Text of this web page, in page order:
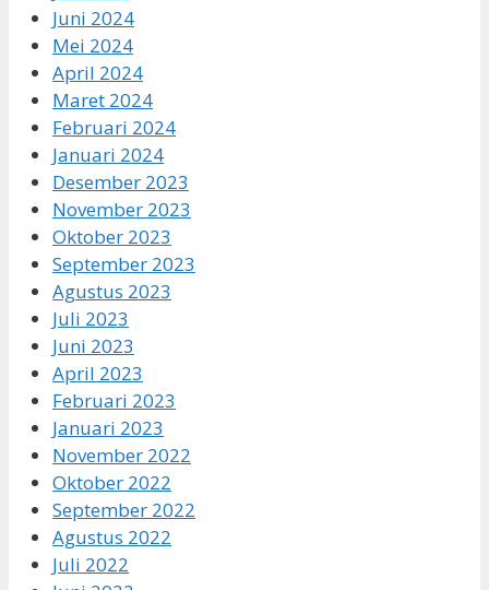
Juni 2024
Mei 2024
April 2024
Maret 2024
Februari 2024
Januari 2024
Desember 2023
November 2023
Oktober 2023
September 2023
Agustus 2023
Juli 2023
Juni 2023
April 2023
Februari 2023
Januari 2023
November 2022
Oktober 2022
September 2022
Agustus 2022
Juli 2022